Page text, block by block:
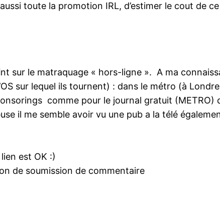
toute la promotion IRL, d’estimer le cout de
sur le matraquage « hors-ligne ». A ma
sur lequel ils tournent) : dans le métro (à
comme pour le journal gratuit
il me semble avoir vu une pub a la télé
est OK :)
de soumission de commentaire